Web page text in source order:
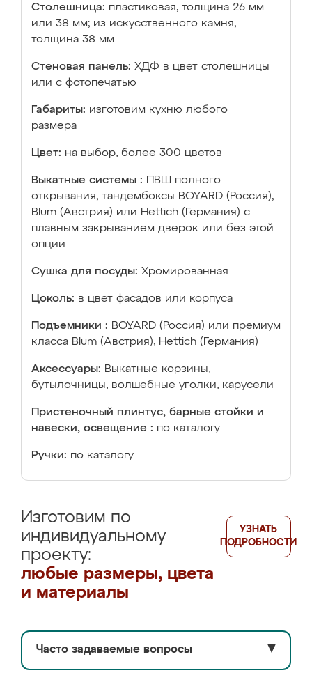
Столешница: пластиковая, толщина 26 мм
или 38 мм; из искусственного камня,
толщина 38 мм
Стеновая панель: ХДФ в цвет столешницы
или с фотопечатью
Габариты: изготовим кухню любого
размера
Цвет: на выбор, более 300 цветов
Выкатные системы :
ПВШ полного
открывания, тандембоксы BOYARD (Россия),
Blum (Австрия) или Hettich (Германия) с
плавным закрыванием дверок или без этой
опции
Сушка для посуды: Хромированная
Цоколь: в цвет фасадов или корпуса
Подъемники : BOYARD (Россия) или премиум
класса Blum (Австрия), Hettich (Германия)
Аксессуары: Выкатные корзины,
бутылочницы, волшебные уголки, карусели
Пристеночный плинтус, барные стойки и
навески, освещение : по каталогу
Ручки: по каталогу
Изготовим по
индивидуальному
проекту:
любые размеры, цвета
и материалы
УЗНАТЬ
ПОДРОБНОСТИ
Часто задаваемые вопросы ▼